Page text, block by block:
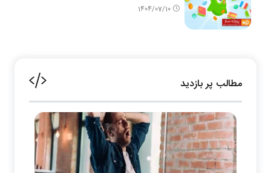
1404/07/10
مطالب پر بازدید